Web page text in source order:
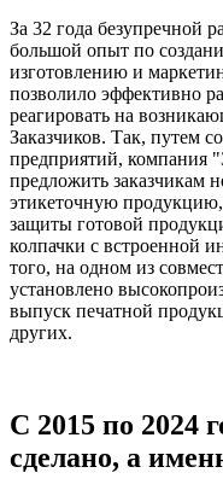
За 32 года
большой опыт по
изготовлению и
позволило эффективно
реагировать на
Заказчиков. Так, путем
предприятий, компания
предложить заказчикам
этикеточную
защиты готовой
колпачки с встроенной
того, на одном из
установлено
выпуск печатной
других.
С 2015 по 2024
сделано, а